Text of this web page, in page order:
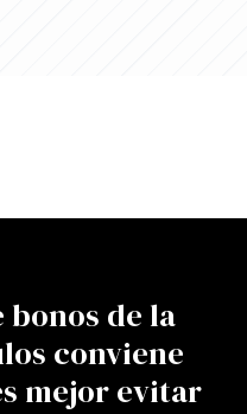
bonos de la
conviene
mejor evitar